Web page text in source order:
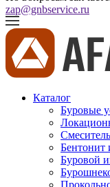
zap@gnbservice.ru
Каталог
Буровые
Буровой